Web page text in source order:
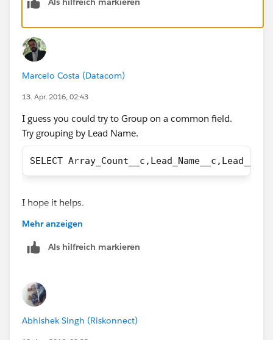
Marcelo Costa (Datacom)
13. Apr. 2016, 02:43
I guess you could try to Group on a common field.
Try grouping by Lead Name.
SELECT
I hope it helps.
Best regards!
Mehr anzeigen
Als hilfreich markieren
Abhishek Singh (Riskonnect)